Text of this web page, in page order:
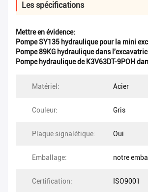
Les spécifications
Mettre en évidence:
Pompe SY135 hydraulique pour la mini
Pompe 89KG hydraulique dans
Pompe hydraulique de K3V63DT-9POH
Matériel: Acier
Couleur: Gris
Plaque signalétique: Oui
Emballage: notre
Certification: ISO9001